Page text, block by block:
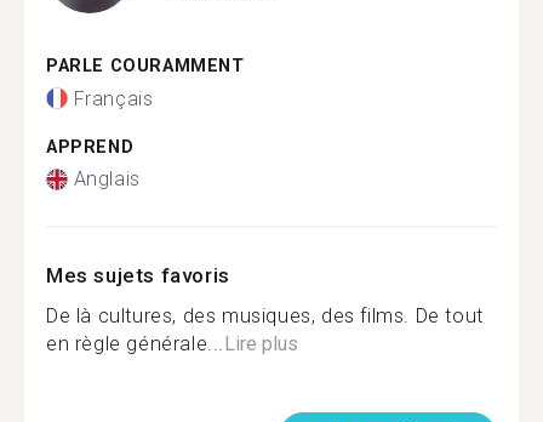
PARLE COURAMMENT
Français
APPREND
Anglais
Mes sujets favoris
De là cultures, des musiques, des films. De tout
en règle générale...Lire plus